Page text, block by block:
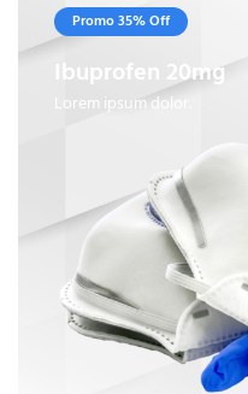
Promo 35% Off
Ibuprofen 20mg
Lorem ipsum dolor.